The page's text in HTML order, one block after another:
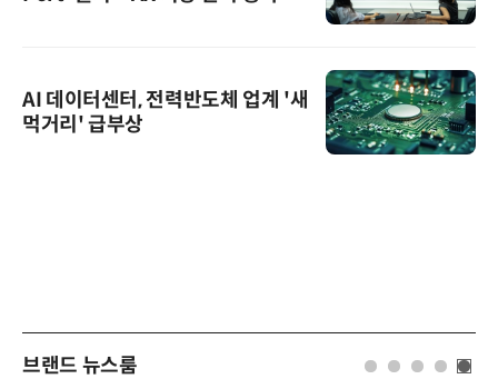
AI 데이터센터, 전력반도체 업계 '새
먹거리' 급부상
브랜드 뉴스룸